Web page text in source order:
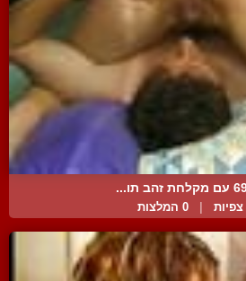
0 המלצות